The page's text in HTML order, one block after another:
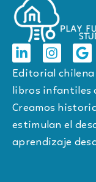
Editorial
libros infantiles
Creamos
estimulan el
aprendizaje